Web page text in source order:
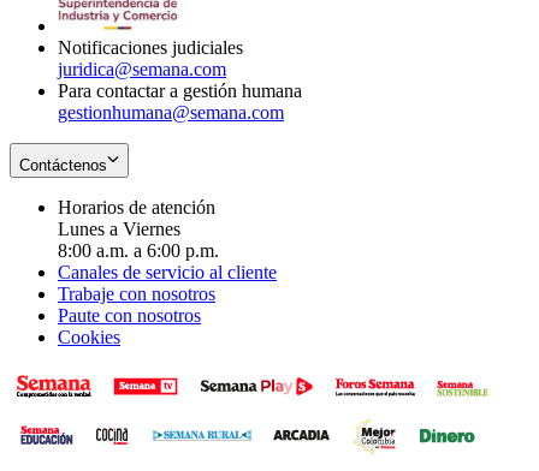
Notificaciones judiciales
juridica@semana.com
Para contactar a gestión humana
gestionhumana@semana.com
Contáctenos
Horarios de atención
Lunes a Viernes
8:00 a.m. a 6:00 p.m.
Canales de servicio al cliente
Trabaje con nosotros
Paute con nosotros
Cookies